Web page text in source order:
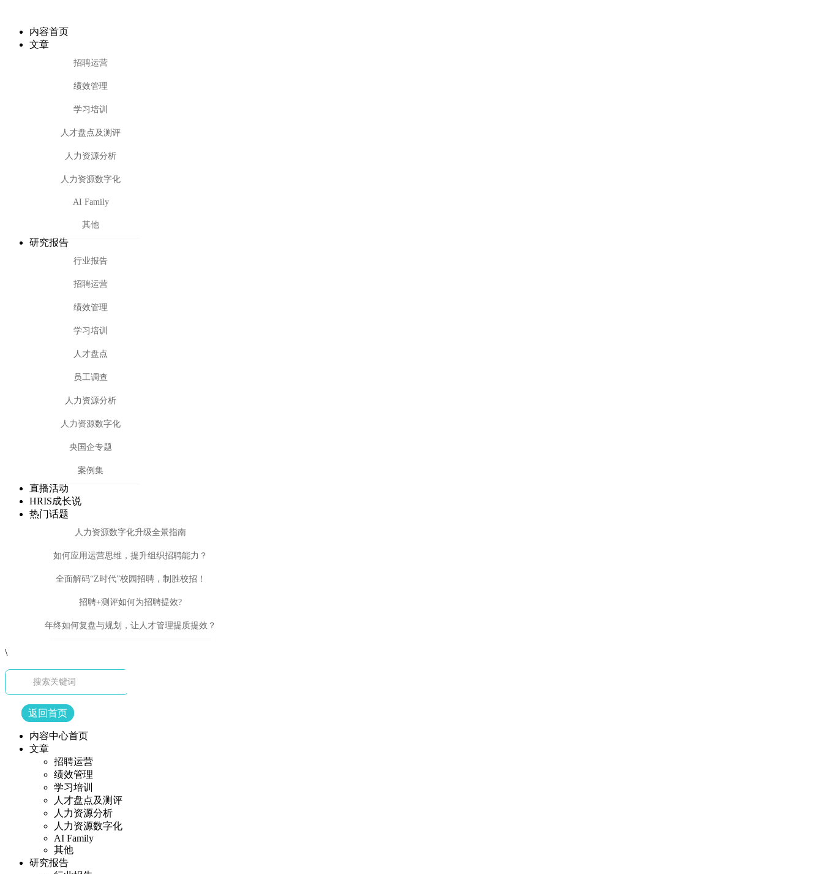
内容首页
文章
招聘运营
绩效管理
学习培训
人才盘点及测评
人力资源分析
人力资源数字化
AI Family
其他
研究报告
行业报告
招聘运营
绩效管理
学习培训
人才盘点
员工调查
人力资源分析
人力资源数字化
央国企专题
案例集
直播活动
HRIS成长说
热门话题
人力资源数字化升级全景指南
如何应用运营思维，提升组织招聘能力？
全面解码“Z时代”校园招聘，制胜校招！
招聘+测评如何为招聘提效?
年终如何复盘与规划，让人才管理提质提效？
\
返回首页
内容中心首页
文章
招聘运营
绩效管理
学习培训
人才盘点及测评
人力资源分析
人力资源数字化
AI Family
其他
研究报告